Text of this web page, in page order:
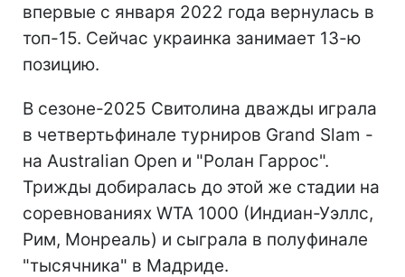
впервые с января 2022 года вернулась в
топ-15. Сейчас украинка занимает 13-ю
позицию.
В сезоне-2025 Свитолина дважды играла
в четвертьфинале турниров Grand Slam -
на Australian Open и "Ролан Гаррос".
Трижды добиралась до этой же стадии на
соревнованиях WTA 1000 (Индиан-Уэллс,
Рим, Монреаль) и сыграла в полуфинале
"тысячника" в Мадриде.